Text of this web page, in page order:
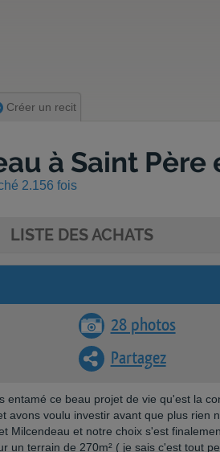
Créer un recit
à Saint Père
2.156 fois
LISTE DES ACHATS
28 photos
Partagez
ce beau projet de vie qu'est la
avons voulu investir avant que plus rien
Milcendeau et notre choix s'est
un terrain de 270m² ( je sais c'est tout